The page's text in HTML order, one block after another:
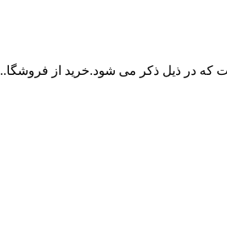
که در ذیل ذکر می شود.خرید از فروشگا..